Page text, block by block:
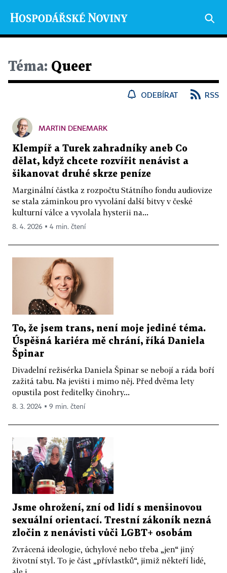
Téma: Queer
ODEBÍRAT RSS
MARTIN DENEMARK
Klempíř a Turek zahradníky aneb Co
dělat, když chcete rozvířit nenávist a
šikanovat druhé skrze peníze
Marginální částka z rozpočtu Státního fondu audiovize
se stala záminkou pro vyvolání další bitvy v české
kulturní válce a vyvolala hysterii na...
8. 4. 2026 ▪ 4 min. čtení
To, že jsem trans, není moje jediné téma.
Úspěšná kariéra mě chrání, říká Daniela
Špinar
Divadelní režisérka Daniela Špinar se nebojí a ráda boří
zažitá tabu. Na jevišti i mimo něj. Před dvěma lety
opustila post ředitelky činohry...
8. 3. 2024 ▪ 9 min. čtení
Jsme ohrožení, zní od lidí s menšinovou
sexuální orientací. Trestní zákoník nezná
zločin z nenávisti vůči LGBT+ osobám
Zvrácená ideologie, úchylové nebo třeba „jen“ jiný
životní styl. To je část „přívlastků“, jimiž někteří lidé,